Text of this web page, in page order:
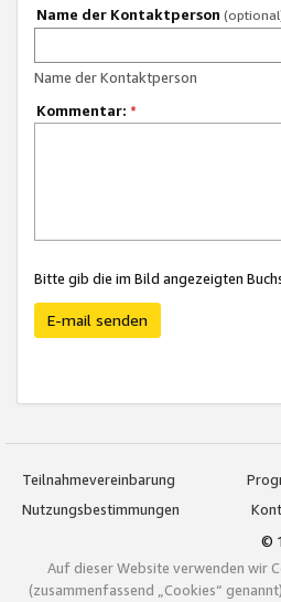
Name der Kontaktperson
Name der Kontaktperson
Kommentar: *
Bitte gib die im Bild angezeigten
E-mail senden
Teilnahmevereinbarung
Nutzungsbestimmungen
©
Auf dieser Website verwenden wir
(zusammenfassend „Cookies“